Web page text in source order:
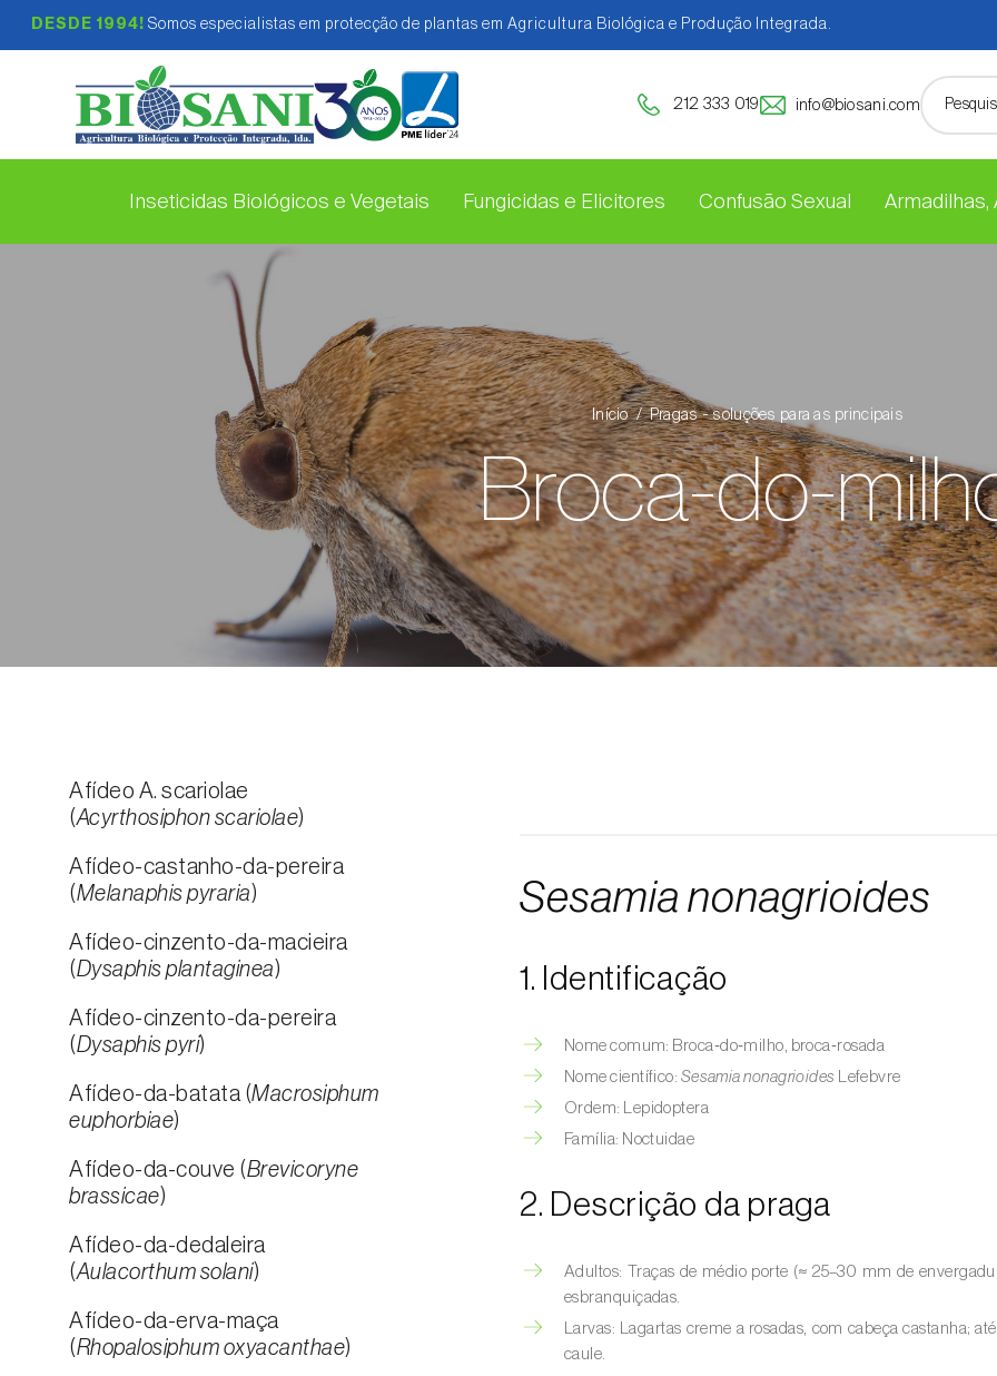
DESDE 1994! Somos especialistas em protecção de plantas em Agricultura Biológica e Produção Integrada.
212 333 019 info@biosani.com
Inseticidas Biológicos e Vegetais Fungicidas e Elicitores Confusão Sexual
Início Pragas - soluções para as principais
Broca-do-
Afídeo A. scariolae
(Acyrthosiphon scariolae)
Afídeo-castanho-da-pereira
(Melanaphis pyraria)
Afídeo-cinzento-da-macieira
(Dysaphis plantaginea)
Afídeo-cinzento-da-pereira
(Dysaphis pyri)
Afídeo-da-batata (Macrosiphum
euphorbiae)
Afídeo-da-couve (Brevicoryne
brassicae)
Afídeo-da-dedaleira
(Aulacorthum solani)
Afídeo-da-erva-maça
(Rhopalosiphum oxyacanthae)
Sesamia nonagrioides
1. Identificação
Nome comum: Broca‑do‑milho, broca‑rosada
Nome científico: Sesamia nonagrioides Lefebvre
Ordem: Lepidoptera
Família: Noctuidae
2. Descrição da praga
Adultos: Traças de médio porte (≈ 25–30 mm de
esbranquiçadas.
Larvas: Lagartas creme a rosadas, com cabeça castanha;
caule.